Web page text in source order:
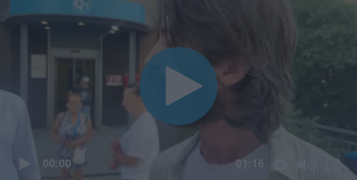
00:00 01:16